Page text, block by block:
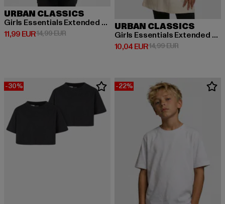
URBAN CLASSICS
Girls Essentials Extended Shoulder
11,99 EUR
Derzeitiger Preis: 11,99 EUR
14,99 EURAktionspreis: 14,99 EUR
URBAN CLASSICS
Girls Essentials Extended Shoulder
10,04 EUR
Derzeitiger Preis: 10,04 EUR
14,99 EURAktionspreis:
-30% -22%